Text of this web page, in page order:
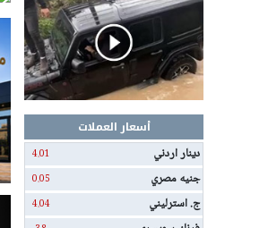
أسعار العملات
دينار اردني
4.01
جنيه مصري 0.05
ج. استرليني 4.04